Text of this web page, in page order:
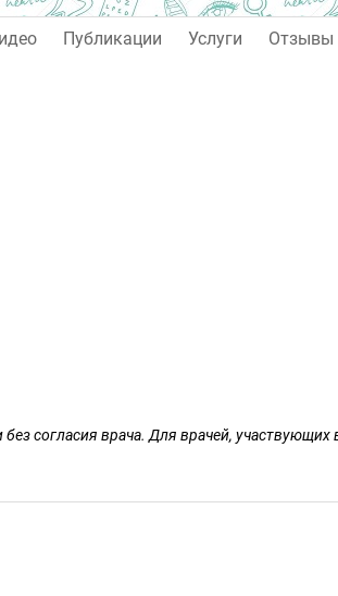
Публикации Услуги Отзывы
согласия врача. Для врачей, участвующих